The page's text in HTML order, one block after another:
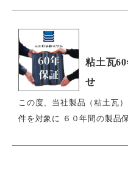
粘土瓦
せ
この度、当社製品（粘土瓦
件を対象に ６０年間の製品